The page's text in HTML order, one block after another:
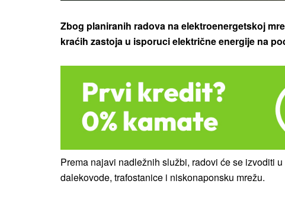
Zbog planiranih radova na elektroenergetskoj
kraćih zastoja u isporuci električne energije na
Prema najavi nadležnih službi, radovi će se izvoditi
dalekovode, trafostanice i niskonaponsku mrežu.